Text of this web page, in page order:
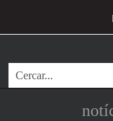
Cerca